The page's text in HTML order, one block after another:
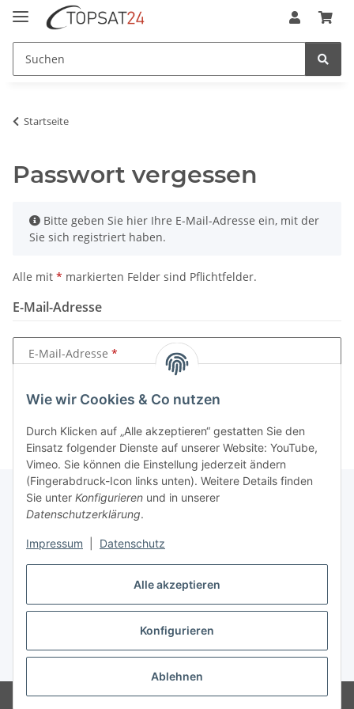
Alle akzeptieren
Konfigurieren
Ablehnen
Wie wir Cookies & Co nutzen
Durch Klicken auf „Alle akzeptieren“ gestatten Sie den
Einsatz folgender Dienste auf unserer Website: YouTube,
Vimeo. Sie können die Einstellung jederzeit ändern
(Fingerabdruck-Icon links unten). Weitere Details finden
Sie unter Konfigurieren und in unserer
Datenschutzerklärung.
Impressum Datenschutz
Startseite
Passwort vergessen
x
Bitte geben Sie hier Ihre E-Mail-Adresse ein, mit der
Sie sich registriert haben.
Alle mit * markierten Felder sind Pflichtfelder.
E-Mail-Adresse
E-Mail-Adresse
Gesetzliche Informationen
Vertrag widerrufen
* Alle Preise inkl. gesetzlicher USt., zzgl.Versand
Besucherzähler: 283569